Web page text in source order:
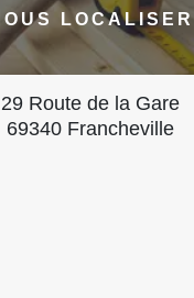
LOCALISER
29 Route de la Gare
69340 Francheville